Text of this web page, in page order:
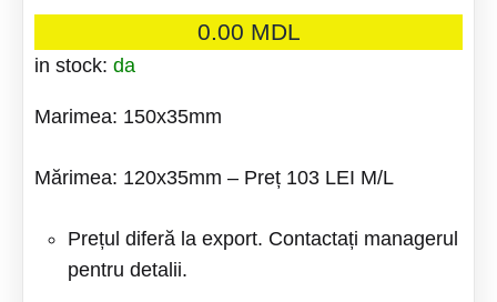
0.00 MDL
in stock: da
Marimea: 150x35mm
Mărimea: 120x35mm – Preț 103 LEI M/L
Prețul diferă la export. Contactați managerul
pentru detalii.